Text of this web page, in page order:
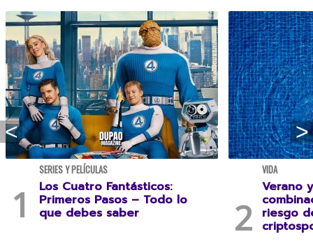
SERIES Y PELÍCULAS
Los Cuatro Fantásticos:
Primeros Pasos – Todo lo
que debes saber
VIDA
Verano
riesgo